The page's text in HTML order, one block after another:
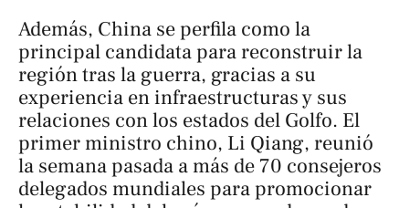
Además, China se perfila como la
principal candidata para reconstruir la
región tras la guerra, gracias a su
experiencia en infraestructuras y sus
relaciones con los estados del Golfo. El
primer ministro chino, Li Qiang, reunió
la semana pasada a más de 70 consejeros
delegados mundiales para promocionar